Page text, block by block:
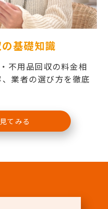
基礎知識
不用品回収の料金相
業者の選び方を徹底
てみる